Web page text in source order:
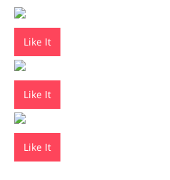
Like It
Like It
Like It